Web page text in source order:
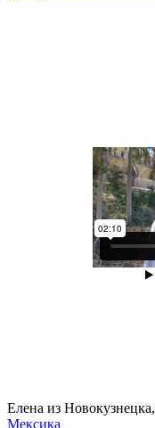
Елена из
Мексика